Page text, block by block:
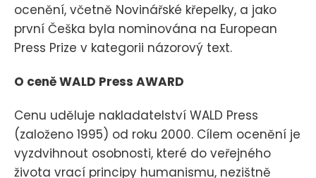
ocenění, včetně Novinářské křepelky, a jako
první Češka byla nominována na European
Press Prize v kategorii názorový text.
O ceně WALD Press AWARD
Cenu uděluje nakladatelství WALD Press
(založeno 1995) od roku 2000. Cílem ocenění je
vyzdvihnout osobnosti, které do veřejného
života vrací principy humanismu, nezištně